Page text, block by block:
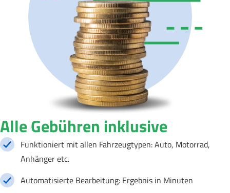
Alle Gebühren inklusive
Funktioniert mit allen Fahrzeugtypen: Auto, Motorrad,
Anhänger etc.
Automatisierte Bearbeitung: Ergebnis in Minuten